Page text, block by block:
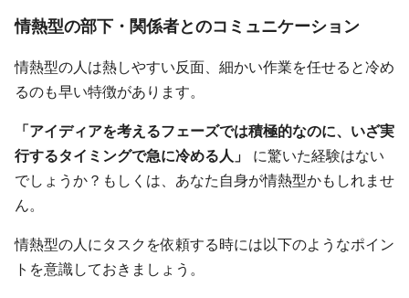
情熱型の部下・関係者とのコミュニケーション
情熱型の人は熱しやすい反面、細かい作業を任せると冷め
るのも早い特徴があります。
「アイディアを考えるフェーズでは積極的なのに、いざ実
行するタイミングで急に冷める人」
に驚いた経験はない
でしょうか？もしくは、あなた自身が情熱型かもしれませ
ん。
情熱型の人にタスクを依頼する時には以下のようなポイン
トを意識しておきましょう。